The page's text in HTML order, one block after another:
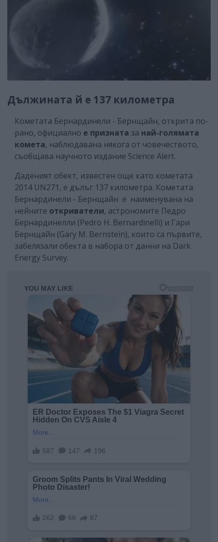
Дължината й е 137 километра
Кометата Бернардинели - Бернщайн, открита по-
рано, официално е призната за най-голямата
комета, наблюдавана някога от човечеството,
съобщава научното издание Science Alert.
Даденият обект, известен още като кометата
2014 UN271, е дълъг 137 километра. Кометата
Бернардинели - Бернщайн е наименувана на
нейните откриватели, астрономите Педро
Бернардинелли (Pedro H. Bernardinelli) и Гари
Бернщайн (Gary M. Bernstein), които са първите,
забелязали обекта в набора от данни на Dark
Energy Survey.